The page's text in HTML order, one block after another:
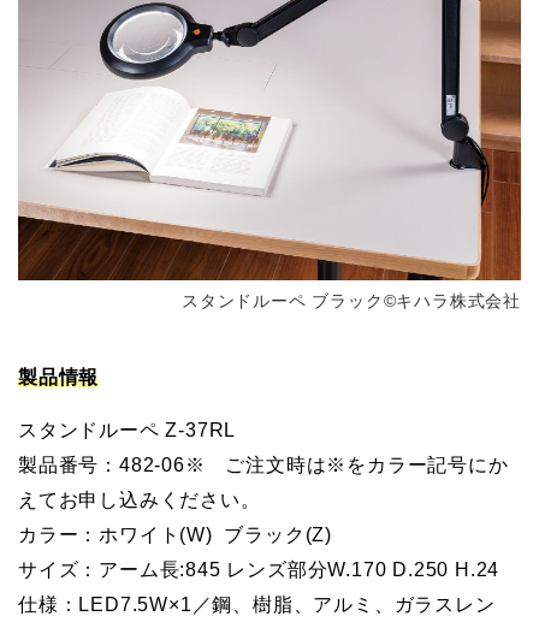
スタンドルーペ ブラック©キハラ株式会社
製品情報
スタンドルーペ Z-37RL
製品番号：482-06※ ご注文時は※をカラー記号にか
えてお申し込みください。
カラー：ホワイト(W) ブラック(Z)
サイズ：アーム長:845 レンズ部分W.170 D.250 H.24
仕様：LED7.5W×1／鋼、樹脂、アルミ、ガラスレン